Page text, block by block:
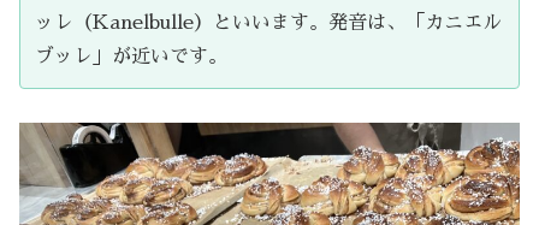
ッレ（Kanelbulle）といいます。発音は、「カニエル
ブッレ」が近いです。